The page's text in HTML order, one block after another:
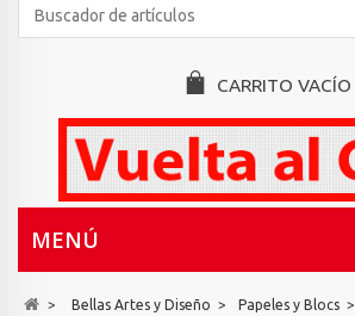
CARRITO VACÍO
MENÚ
> Bellas Artes y Diseño > Papeles y Blocs >